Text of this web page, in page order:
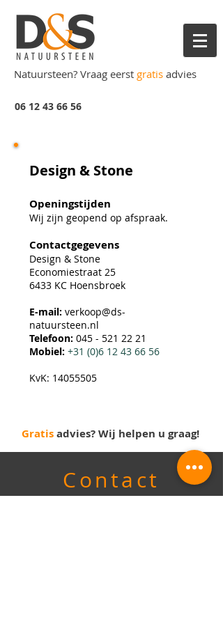
Natuursteen? Vraag eerst gratis advies
06 12 43 66 56
Design & Stone
Openingstijden
Wij zijn geopend op afspraak.
Contactgegevens
Design & Stone
Economiestraat 25
6433 KC Hoensbroek
E-mail: verkoop@ds-
natuursteen.nl
Telefoon: 045 - 521 22 21
Mobiel: +31 (0)6 12 43 66 56
KvK: 14055505
Gratisadvies? Wij helpen u graag!
Contact